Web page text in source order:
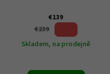
€139
€239
Skladem, na prodejně